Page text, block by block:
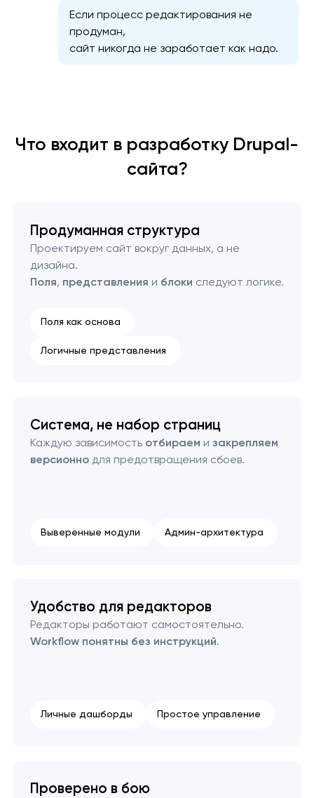
Если процесс редактирования не
продуман,
сайт никогда не заработает как надо.
Что входит в разработку Drupal-
сайта?
Продуманная структура
Проектируем сайт вокруг данных, а не
дизайна.
Поля, представления и блоки следуют логике.
Поля как основа
Логичные представления
Система, не набор страниц
Каждую зависимость отбираем и закрепляем
версионнодля предотвращения сбоев.
Выверенные модули Админ-архитектура
Удобство для редакторов
Редакторы работают самостоятельно.
Workflow понятны без инструкций.
Личные дашборды Простое управление
Проверено в бою